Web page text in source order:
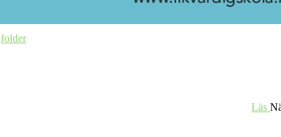
folder
Läs